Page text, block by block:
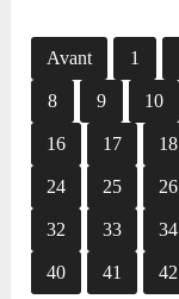
Avant 1
8 9 10
16 17 18
24 25 26
32 33 34
40 41 42